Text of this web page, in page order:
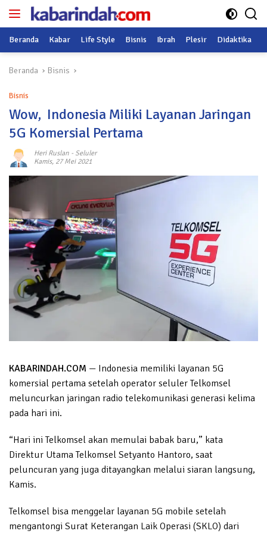
Langsung
Beranda Kabar Life Style Bisnis Ibrah Plesir Didaktika
Beranda Bisnis
Bisnis
Wow, Indonesia Miliki Layanan Jaringan
5G Komersial Pertama
Heri Ruslan - Seluler
Kamis, 27 Mei 2021
KABARINDAH.COM — Indonesia memiliki layanan 5G
komersial pertama setelah operator seluler Telkomsel
meluncurkan jaringan radio telekomunikasi generasi kelima
pada hari ini.
“Hari ini Telkomsel akan memulai babak baru,” kata
Direktur Utama Telkomsel Setyanto Hantoro, saat
peluncuran yang juga ditayangkan melalui siaran langsung,
Kamis.
Telkomsel bisa menggelar layanan 5G mobile setelah
mengantongi Surat Keterangan Laik Operasi (SKLO) dari